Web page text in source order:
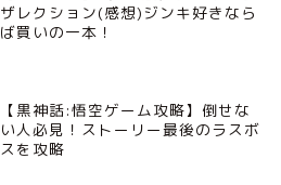
ザレクション(感想)ジンキ好きなら
ば買いの一本！
【黒神話:悟空ゲーム攻略】倒せな
い人必見！ストーリー最後のラスボ
スを攻略